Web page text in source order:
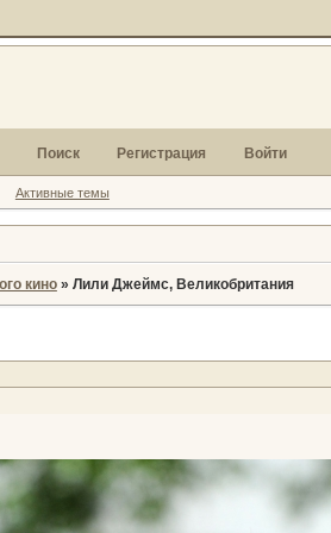
Поиск Регистрация Войти
Активные темы
кино » Лили Джеймс, Великобритания